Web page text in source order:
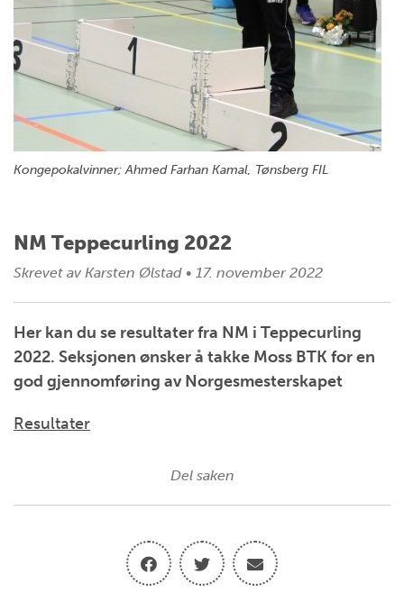
Kongepokalvinner; Ahmed Farhan Kamal, Tønsberg FIL
NM Teppecurling 2022
Skrevet av Karsten Ølstad • 17. november 2022
Her kan du se resultater fra NM i Teppecurling
2022. Seksjonen ønsker å takke Moss BTK for en
god gjennomføring av Norgesmesterskapet
Resultater
Del saken